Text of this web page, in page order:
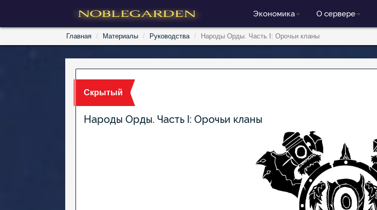
Экономика О сервере
Главная Материалы Руководства Народы Орды. Часть I: Орочьи кланы
Скрытый
Народы Орды. Часть I: Орочьи кланы